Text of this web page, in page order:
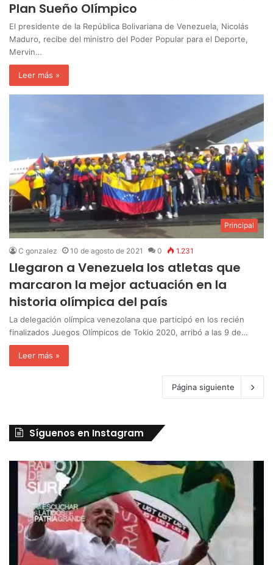
Plan Sueño Olímpico
El presidente de la República Bolivariana de Venezuela, Nicolás
Maduro, recibe del ministro del Poder Popular para el Deporte,
Mervin…
Leer más »
Principal
C gonzalez 10 de agosto de 2021 0 1.231
Llegaron a Venezuela los atletas que
marcaron la mejor actuación en la
historia olímpica del país
La delegación olímpica venezolana que participó en los recién
finalizados Juegos Olímpicos de Tokio 2020, arribó a las 9 de…
Leer más »
Página siguiente
Síguenos en Instagram